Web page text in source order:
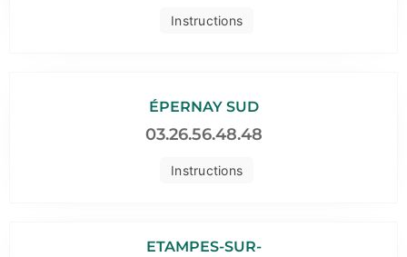
Instructions
Instructions
ÉPERNAY SUD
03.26.56.48.48
ETAMPES-SUR-